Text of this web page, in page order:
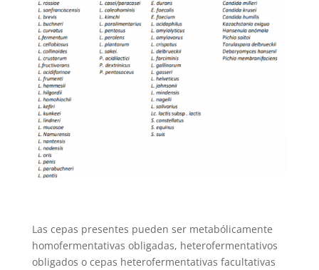
Las cepas presentes pueden ser metabólicamente
homofermentativas obligadas, heterofermentativos
obligados o cepas heterofermentativas facultativas